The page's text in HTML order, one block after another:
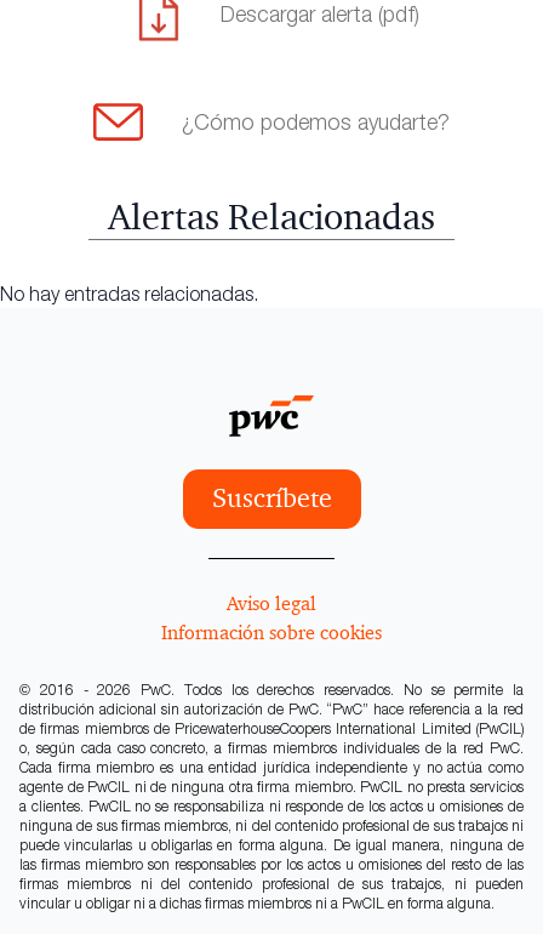
Descargar alerta (pdf)
¿Cómo podemos ayudarte?
Alertas Relacionadas
No hay entradas relacionadas.
Suscríbete
Aviso legal
Información sobre cookies
© 2016 - 2026 PwC. Todos los derechos reservados. No se permite la
distribución adicional sin autorización de PwC. “PwC” hace referencia a la red
de firmas miembros de PricewaterhouseCoopers International Limited (PwCIL)
o, según cada caso concreto, a firmas miembros individuales de la red PwC.
Cada firma miembro es una entidad jurídica independiente y no actúa como
agente de PwCIL ni de ninguna otra firma miembro. PwCIL no presta servicios
a clientes. PwCIL no se responsabiliza ni responde de los actos u omisiones de
ninguna de sus firmas miembros, ni del contenido profesional de sus trabajos ni
puede vincularlas u obligarlas en forma alguna. De igual manera, ninguna de
las firmas miembro son responsables por los actos u omisiones del resto de las
firmas miembros ni del contenido profesional de sus trabajos, ni pueden
vincular u obligar ni a dichas firmas miembros ni a PwCIL en forma alguna.